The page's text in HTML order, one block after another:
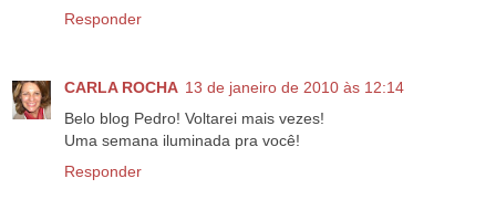
Responder
CARLA ROCHA 13 de janeiro de 2010 às 12:14
Belo blog Pedro! Voltarei mais vezes!
Uma semana iluminada pra você!
Responder